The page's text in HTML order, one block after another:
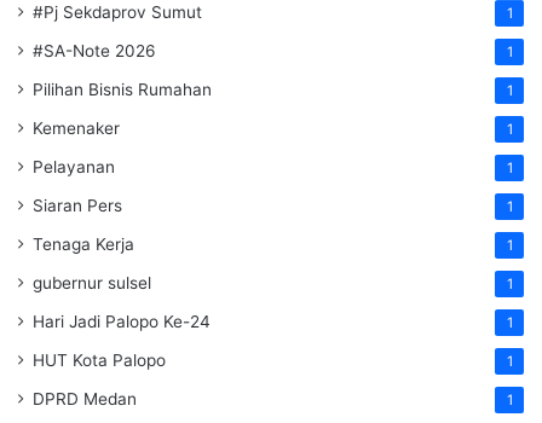
#Pj Sekdaprov Sumut 1
#SA-Note 2026 1
Pilihan Bisnis Rumahan 1
Kemenaker 1
Pelayanan 1
Siaran Pers 1
Tenaga Kerja 1
gubernur sulsel 1
Hari Jadi Palopo Ke-24 1
HUT Kota Palopo 1
DPRD Medan 1